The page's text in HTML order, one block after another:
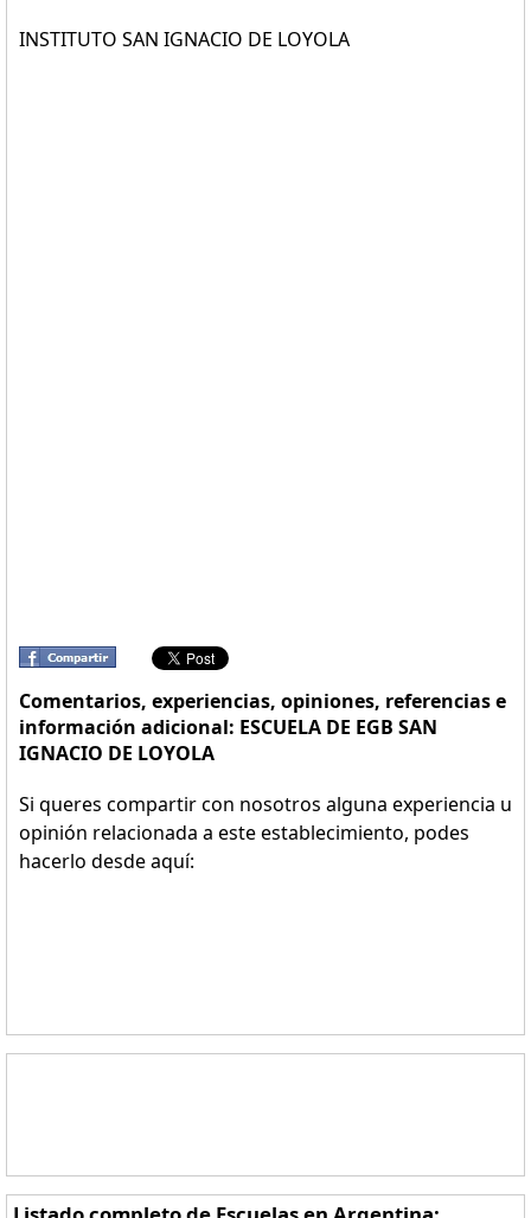
INSTITUTO SAN IGNACIO DE LOYOLA
Comentarios, experiencias, opiniones, referencias e
información adicional: ESCUELA DE EGB SAN
IGNACIO DE LOYOLA
Si queres compartir con nosotros alguna experiencia u
opinión relacionada a este establecimiento, podes
hacerlo desde aquí: